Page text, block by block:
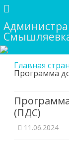
Главная
Программа
(ПДС)
11.06.2024